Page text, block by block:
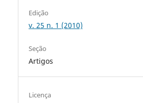
Edição
v. 25 n. 1 (2010)
Seção
Artigos
Licença